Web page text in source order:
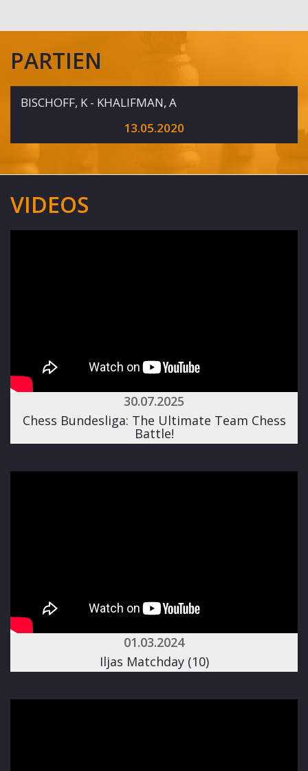
PARTIEN
BISCHOFF, K - KHALIFMAN, A
13.05.2020
VIDEOS
30.07.2025
Chess Bundesliga: The Ultimate Team Chess
Battle!
01.03.2024
Iljas Matchday (10)